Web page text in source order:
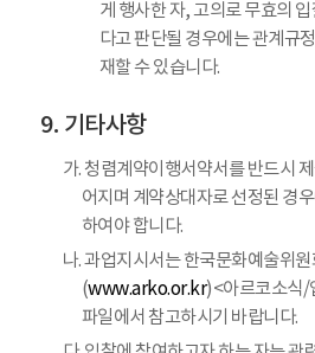
게 행사한 자, 고의로 무효의
다고 판단될 경우에는 관계규
재할 수 있습니다.
기타사항
가. 청렴계약이행서약서를 반드시
어지며 계약상대자로 선정된 경
하여야 합니다.
나. 과업지시서는 한국문화예술위원
(www.arko.or.kr)<아르코소식/
파일에서 참고하시기 바랍니다.